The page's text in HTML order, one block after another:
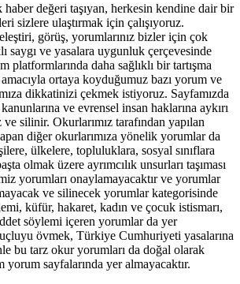
değeri taşıyan, herkesin kendine dair bir
sizlere ulaştırmak için çalışıyoruz.
görüş, yorumlarınız bizler için çok
saygı ve yasalara uygunluk çerçevesinde
platformlarında daha sağlıklı bir tartışma
ortaya koyduğumuz bazı yorum ve
dikkatinizi çekmek istiyoruz. Sayfamızda
ve evrensel insan haklarına aykırı
silinir. Okurlarımız tarafından yapılan
diğer okurlarımıza yönelik yorumlar da
ülkelere, topluluklara, sosyal sınıflara
olmak üzere ayrımcılık unsurları taşıması
yorumları onaylamayacaktır ve yorumlar
ve silinecek yorumlar kategorisinde
küfür, hakaret, kadın ve çocuk istismarı,
söylemi içeren yorumlar da yer
övmek, Türkiye Cumhuriyeti yasalarına
bu tarz okur yorumları da doğal olarak
yorum sayfalarında yer almayacaktır.